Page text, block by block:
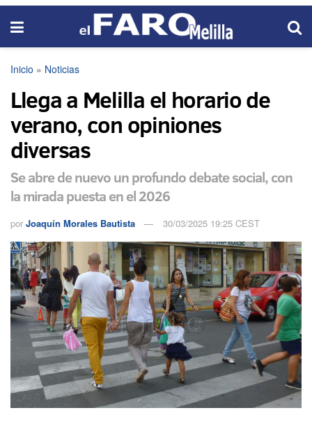
Inicio » Noticias
Llega a Melilla el horario de
verano, con opiniones
diversas
Se abre de nuevo un profundo debate social, con
la mirada puesta en el 2026
por Joaquín Morales Bautista 30/03/2025 19:25 CEST